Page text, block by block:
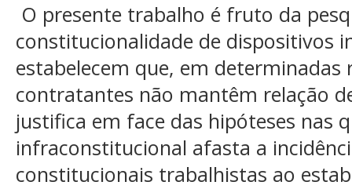
O presente trabalho é fruto da
constitucionalidade de dispositivos
estabelecem que, em determinadas
contratantes não mantêm relação
justifica em face das hipóteses nas
infraconstitucional afasta a
constitucionais trabalhistas ao